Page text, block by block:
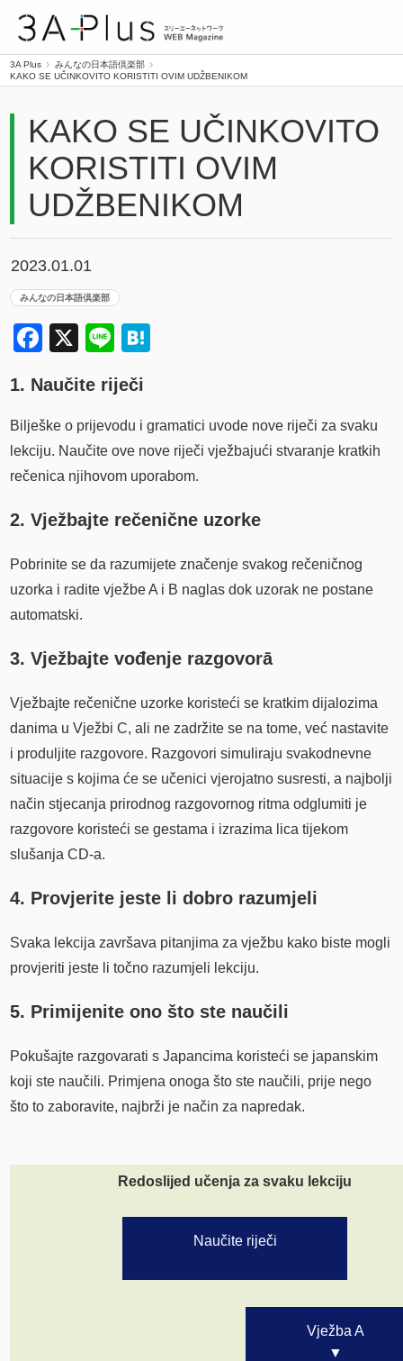
3A Plus
みんなの日本語倶楽部
KAKO SE UČINKOVITO KORISTITI OVIM UDŽBENIKOM
KAKO SE UČINKOVITO
KORISTITI OVIM
UDŽBENIKOM
2023.01.01
みんなの日本語倶楽部
Facebook
X Line
1. Naučite riječi
Bilješke o prijevodu i gramatici uvode nove riječi za svaku
lekciju. Naučite ove nove riječi vježbajući stvaranje kratkih
rečenica njihovom uporabom.
2. Vježbajte rečenične uzorke
Pobrinite se da razumijete značenje svakog rečeničnog
uzorka i radite vježbe A i B naglas dok uzorak ne postane
automatski.
3. Vježbajte vođenje razgovorā
Vježbajte rečenične uzorke koristeći se kratkim dijalozima
danima u Vježbi C, ali ne zadržite se na tome, već nastavite
i produljite razgovore. Razgovori simuliraju svakodnevne
situacije s kojima će se učenici vjerojatno susresti, a najbolji
način stjecanja prirodnog razgovornog ritma odglumiti je
razgovore koristeći se gestama i izrazima lica tijekom
slušanja CD-a.
4. Provjerite jeste li dobro razumjeli
Svaka lekcija završava pitanjima za vježbu kako biste mogli
provjeriti jeste li točno razumjeli lekciju.
5. Primijenite ono što ste naučili
Pokušajte razgovarati s Japancima koristeći se japanskim
koji ste naučili. Primjena onoga što ste naučili, prije nego
što to zaboravite, najbrži je način za napredak.
Redoslijed učenja za svaku lekciju
Naučite riječi
Vježba A
▼